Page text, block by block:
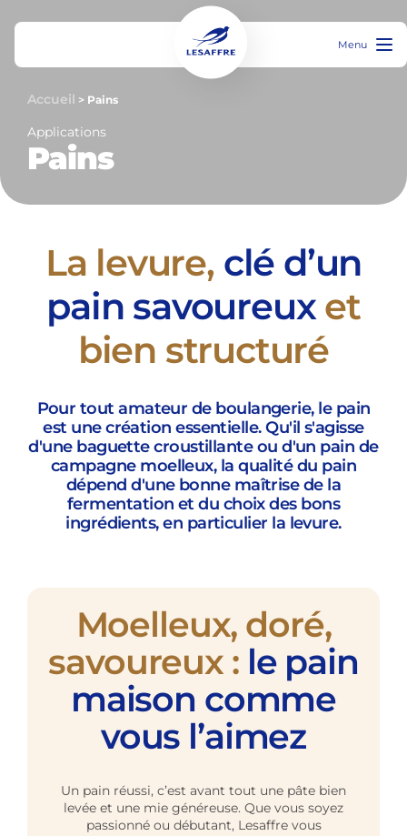
Menu
Accueil > Pains
Pains
Applications
La levure, clé d’un
pain savoureuxet
bien structuré
Pour tout amateur de boulangerie, le pain
est une création essentielle. Qu'il s'agisse
d'une baguette croustillante ou d'un pain de
campagne moelleux, la qualité du pain
dépend d'une bonne maîtrise de la
fermentation et du choix des bons
ingrédients, en particulier la levure.
Moelleux, doré,
savoureux : le pain
maison comme
vous l’aimez
Un pain réussi, c’est avant tout une pâte bien
levée et une mie généreuse. Que vous soyez
passionné ou débutant, Lesaffre vous